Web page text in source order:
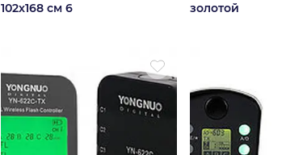
102x168 см 6
золотой